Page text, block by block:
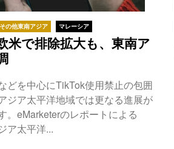
その他東南アジア マレーシア
米で排除拡大も、東南ア
どを中心にTikTok使用禁止の包囲
ジア太平洋地域では更なる進展が
。eMarketerのレポートによる
ア太平洋...